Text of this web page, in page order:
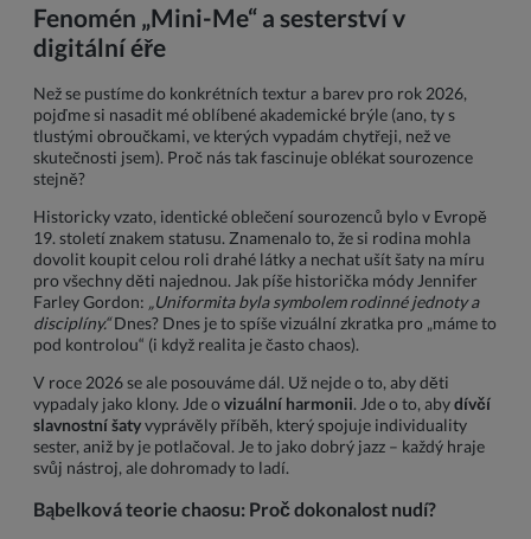
Fenomén „Mini-Me“ a sesterství v
digitální éře
Než se pustíme do konkrétních textur a barev pro rok 2026,
pojďme si nasadit mé oblíbené akademické brýle (ano, ty s
tlustými obroučkami, ve kterých vypadám chytřeji, než ve
skutečnosti jsem). Proč nás tak fascinuje oblékat sourozence
stejně?
Historicky vzato, identické oblečení sourozenců bylo v Evropě
19. století znakem statusu. Znamenalo to, že si rodina mohla
dovolit koupit celou roli drahé látky a nechat ušít šaty na míru
pro všechny děti najednou. Jak píše historička módy Jennifer
Farley Gordon: „Uniformita byla symbolem rodinné jednoty a
disciplíny.“Dnes? Dnes je to spíše vizuální zkratka pro „máme to
pod kontrolou“ (i když realita je často chaos).
V roce 2026 se ale posouváme dál. Už nejde o to, aby děti
vypadaly jako klony. Jde ovizuální harmonii. Jde o to, abydívčí
slavnostní šatyvyprávěly příběh, který spojuje individuality
sester, aniž by je potlačoval. Je to jako dobrý jazz – každý hraje
svůj nástroj, ale dohromady to ladí.
Bąbelková teorie chaosu: Proč dokonalost nudí?